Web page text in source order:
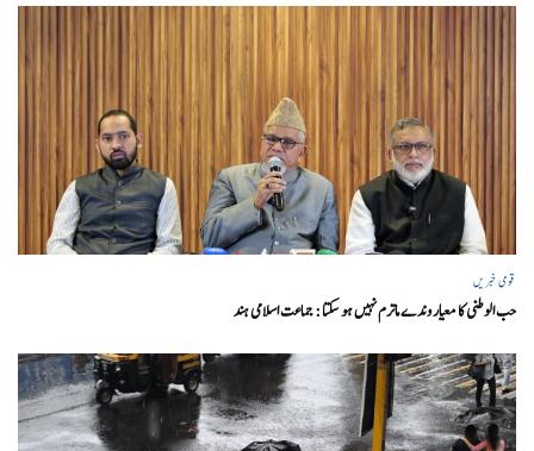
قومی خبریں
حب الوطنی کا معیار وندے ماترم نہیں ہو سکتا : جماعت اسلامی ہند